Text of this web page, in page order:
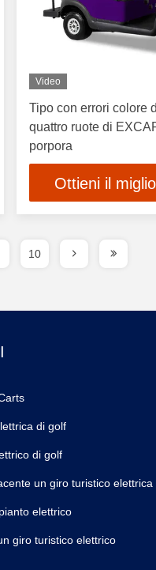
Video
Tipo con errori colore
quattro ruote di
porpora
Ottieni il
10
di golf
di golf
un giro turistico elettrica
elettrico
giro turistico elettrico